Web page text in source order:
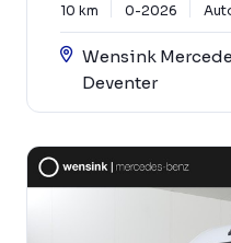
10 km 0-2026
Wensink
Deventer